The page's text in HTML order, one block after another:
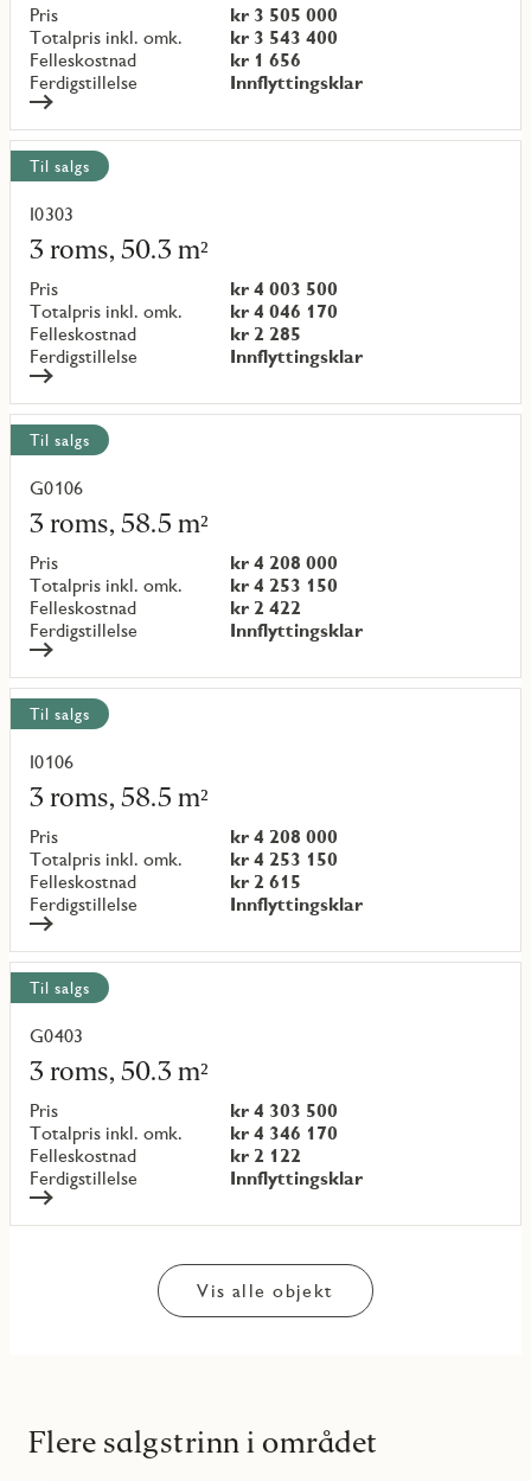
Pris
kr 3 505 000
Totalpris inkl. omk.
kr 3 543 400
Felleskostnad
kr 1 656
Ferdigstillelse
Innflyttingsklar
objekt
{objectNumber}
Til salgs
I0303
3 roms, 50.3 m²
Pris
kr 4 003 500
Totalpris inkl. omk.
kr 4 046 170
Felleskostnad
kr 2 285
Ferdigstillelse
Innflyttingsklar
Les
mer
om
objekt
{objectNumber}
Til salgs
G0106
3 roms, 58.5 m²
Pris
kr 4 208 000
Totalpris inkl. omk.
kr 4 253 150
Felleskostnad
kr 2 422
Ferdigstillelse
Innflyttingsklar
Les
mer
om
objekt
{objectNumber}
Til salgs
I0106
3 roms, 58.5 m²
Pris
kr 4 208 000
Totalpris inkl. omk.
kr 4 253 150
Felleskostnad
kr 2 615
Ferdigstillelse
Innflyttingsklar
Les
mer
om
objekt
{objectNumber}
Til salgs
G0403
3 roms, 50.3 m²
Pris
kr 4 303 500
Totalpris inkl. omk.
kr 4 346 170
Felleskostnad
kr 2 122
Ferdigstillelse
Innflyttingsklar
Les
mer
om
objekt
{objectNumber}
Vis alle objekt
Flere salgstrinn i området